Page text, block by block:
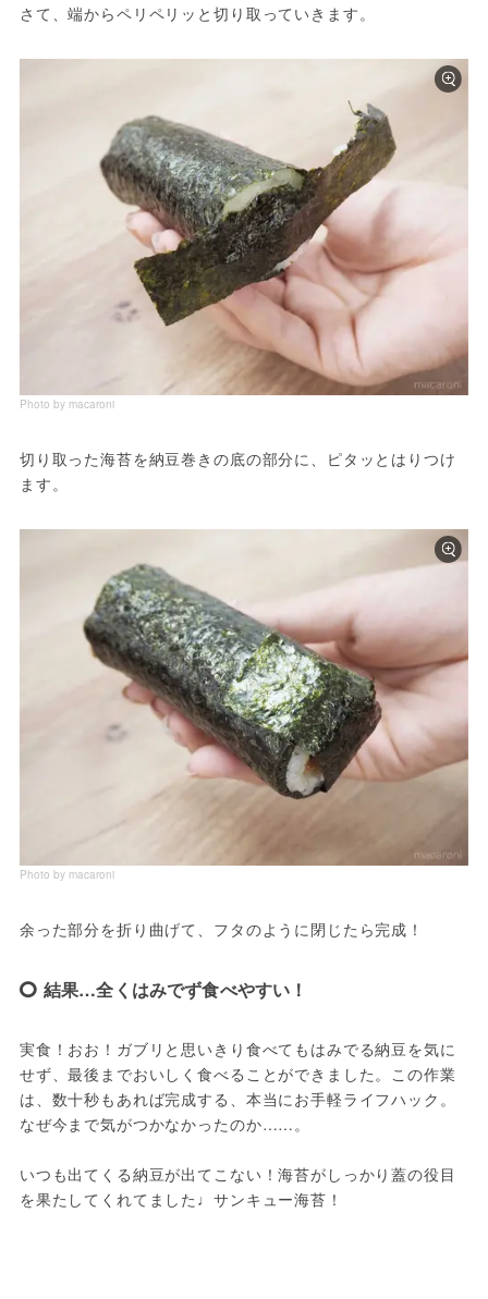
さて、端からペリペリッと切り取っていきます。
Photo by macaroni
切り取った海苔を納豆巻きの底の部分に、ピタッとはりつけ
ます。
Photo by macaroni
余った部分を折り曲げて、フタのように閉じたら完成！
結果…全くはみでず食べやすい！
実食！おお！ガブリと思いきり食べてもはみでる納豆を気に
せず、最後までおいしく食べることができました。この作業
は、数十秒もあれば完成する、本当にお手軽ライフハック。
なぜ今まで気がつかなかったのか……。
いつも出てくる納豆が出てこない！海苔がしっかり蓋の役目
を果たしてくれてました♩サンキュー海苔！